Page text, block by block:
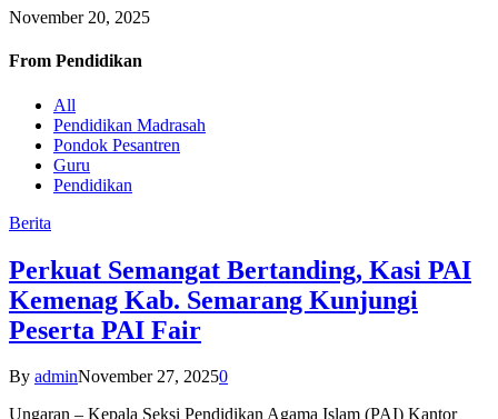
November 20, 2025
From Pendidikan
All
Pendidikan Madrasah
Pondok Pesantren
Guru
Pendidikan
Berita
Perkuat Semangat Bertanding, Kasi PAI
Kemenag Kab. Semarang Kunjungi
Peserta PAI Fair
By adminNovember 27, 20250
Ungaran – Kepala Seksi Pendidikan Agama Islam (PAI) Kantor